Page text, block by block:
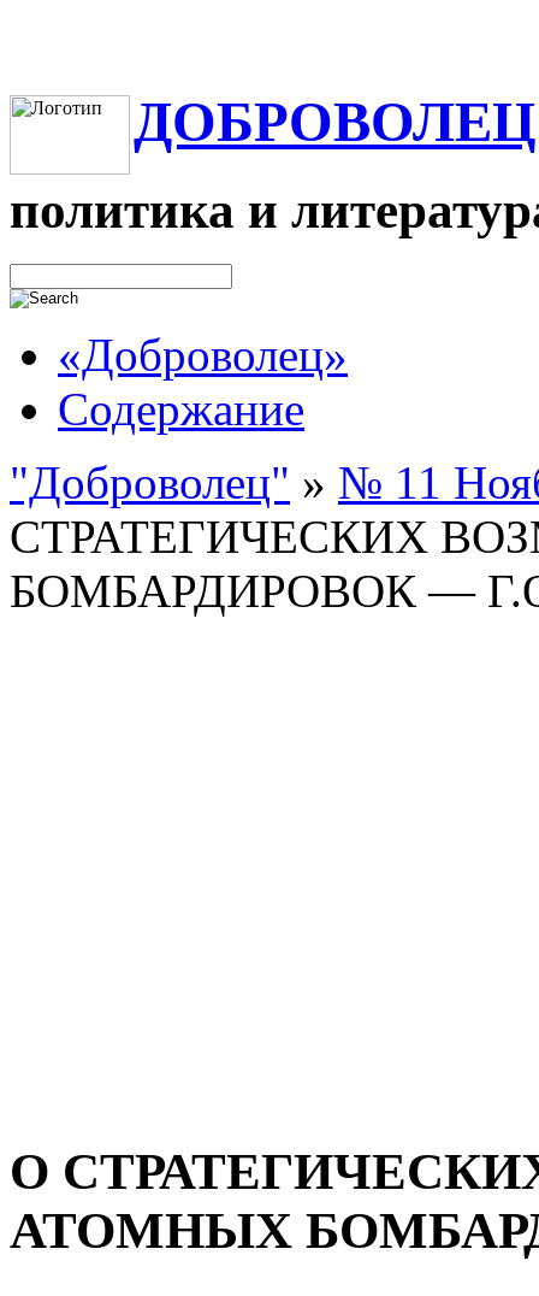
ДОБРОВОЛЕЦ
политика и
«Доброволец»
Содержание
"Доброволец" » № 11
СТРАТЕГИЧЕСКИХ
БОМБАРДИРОВОК —
О
АТОМНЫХ